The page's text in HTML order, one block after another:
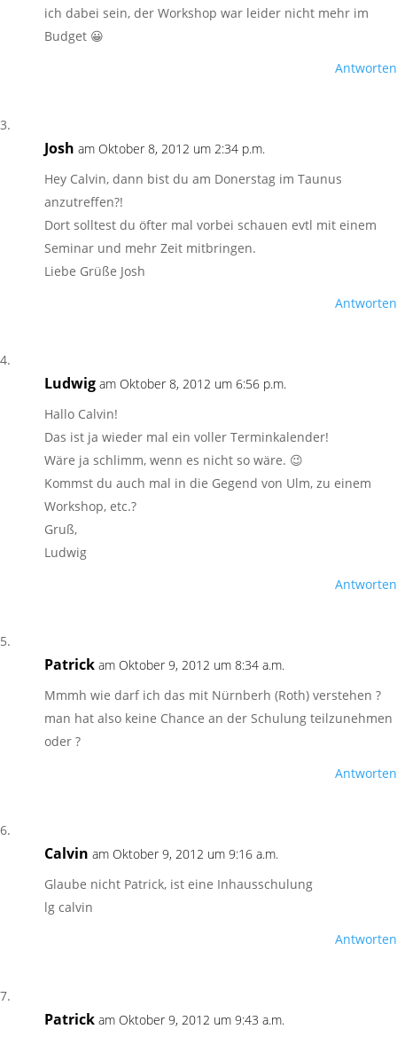
ich dabei sein, der Workshop war leider nicht mehr im
Budget 😀
Antworten
Josh am Oktober 8, 2012 um 2:34 p.m.
Hey Calvin, dann bist du am Donerstag im Taunus
anzutreffen?!
Dort solltest du öfter mal vorbei schauen evtl mit einem
Seminar und mehr Zeit mitbringen.
Liebe Grüße Josh
Antworten
Ludwig am Oktober 8, 2012 um 6:56 p.m.
Hallo Calvin!
Das ist ja wieder mal ein voller Terminkalender!
Wäre ja schlimm, wenn es nicht so wäre. 😉
Kommst du auch mal in die Gegend von Ulm, zu einem
Workshop, etc.?
Gruß,
Ludwig
Antworten
Patrick am Oktober 9, 2012 um 8:34 a.m.
Mmmh wie darf ich das mit Nürnberh (Roth) verstehen ?
man hat also keine Chance an der Schulung teilzunehmen
oder ?
Antworten
Calvin am Oktober 9, 2012 um 9:16 a.m.
Glaube nicht Patrick, ist eine Inhausschulung
lg calvin
Antworten
Patrick am Oktober 9, 2012 um 9:43 a.m.